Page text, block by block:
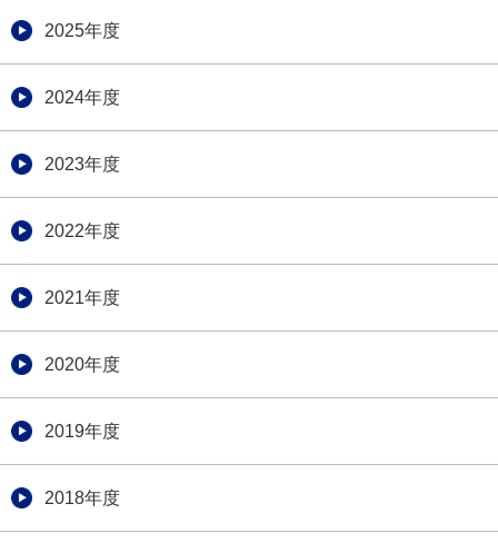
2025年度
2024年度
2023年度
2022年度
2021年度
2020年度
2019年度
2018年度